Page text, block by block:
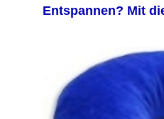
Entspannen? Mit